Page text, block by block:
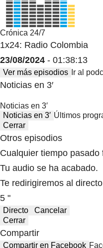
Crónica 24/7
1x24: Radio Colombia
23/08/2024 - 01:38:13
Ver más episodios Ir al
Noticias en 3′
Noticias en 3′
Noticias en 3′ Últimos
Cerrar
Otros episodios
Cualquier tiempo pasado
Tu audio se ha acabado.
Te redirigiremos al
5 "
Directo
Cancelar
Cerrar
Compartir
Compartir en Facebook